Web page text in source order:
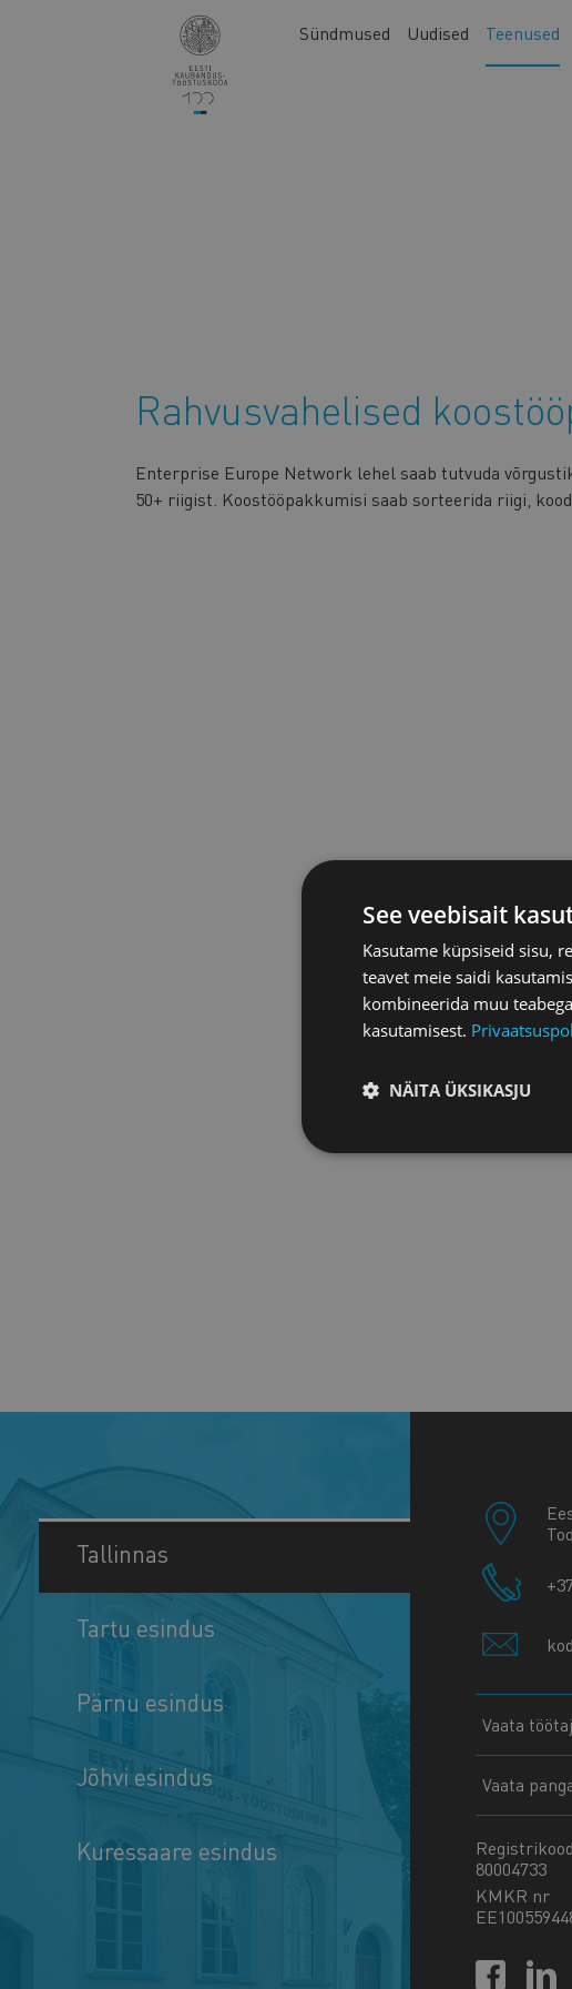
Main
Sündmused Uudised Teenused
Rahvusvahelised
Enterprise Europe Network lehel saab tutvuda
50+ riigist. Koostööpakkumisi saab sorteerida riigi,
Tallinnas
Tartu esindus
Pärnu esindus
Jõhvi esindus
Kuressaare esindus
Vaata
Vaata
Registrikood
80004733
KMKR nr
See veebisait
Kasutame küpsiseid sisu,
teavet meie saidi
kombineerida muu
kasutamisest.
NÄITA ÜKSIKASJU